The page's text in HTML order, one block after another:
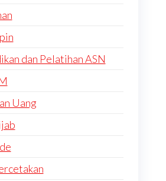
dan Pelatihan ASN
Uang